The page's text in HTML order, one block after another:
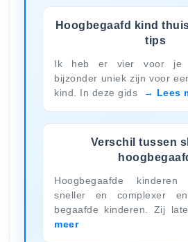
Hoogbegaafd kind
tips
Ik heb er vier voor je
bijzonder uniek zijn voor
kind. In deze gids
Lees
Verschil tussen
Hoogbegaafde
sneller en complexer
begaafde kinderen. Zij
meer